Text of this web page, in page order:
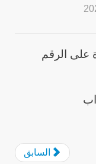
على الرقم
السابق